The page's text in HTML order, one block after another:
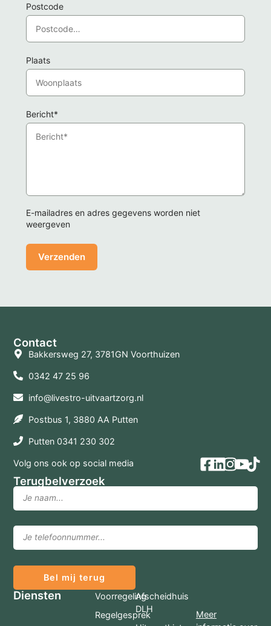
Postcode
Plaats
Bericht*
E-mailadres en adres gegevens worden niet
weergeven
Contact
Bakkersweg 27, 3781GN Voorthuizen
0342 47 25 96
info@livestro-uitvaartzorg.nl
Postbus 1, 3880 AA Putten
Putten 0341 230 302
Volg ons ook op social media
Terugbelverzoek
Bel mij terug
Diensten
Voorregeling
Regelgesprek
Afscheidhuis
DLH
Meer